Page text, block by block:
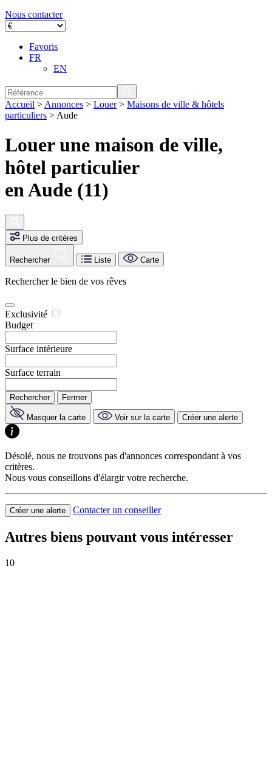
Nous contacter
Favoris
FR
EN
Accueil > Annonces > Louer> Maisons de ville & hôtels
particuliers > Aude
Louer une maison de ville,
hôtel particulier
en Aude (11)
Plus de critères
Rechercher Liste Carte
Rechercher le bien de vos rêves
Exclusivité
Budget
Surface intérieure
Surface terrain
Rechercher Fermer
Masquer la carte Voir sur la carte Créer une alerte
Désolé, nous ne trouvons pas d'annonces correspondant à vos
critères.
Nous vous conseillons d'élargir votre recherche.
Créer une alerte Contacter un conseiller
Autres biens pouvant vous intéresser
10